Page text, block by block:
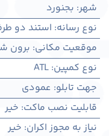
شهر: بجنورد
نوع رسانه: استند دو
موقعیت مکانی: برون
نوع کمپین:
ATL
جهت تابلو: عمودی
قابلیت نصب ماکت: خیر
نیاز به مجوز اکران: خیر